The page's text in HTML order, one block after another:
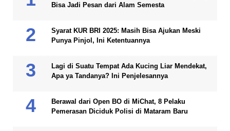
Bisa Jadi Pesan dari Alam Semesta
Syarat KUR BRI 2025: Masih Bisa Ajukan Meski
Punya Pinjol, Ini Ketentuannya
Lagi di Suatu Tempat Ada Kucing Liar Mendekat,
Apa ya Tandanya? Ini Penjelesannya
Berawal dari Open BO di MiChat, 8 Pelaku
Pemerasan Diciduk Polisi di Mataram Baru